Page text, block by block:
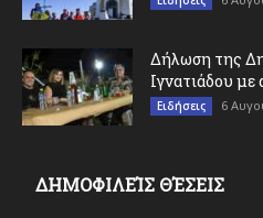
Δήλωση της
Ιγνατιάδου
Ειδήσεις 6
ΔΗΜΟΦΙΛΕΊΣ ΘΈΣΕΙΣ